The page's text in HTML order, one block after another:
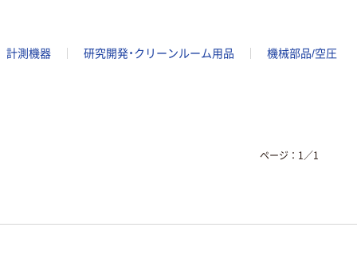
計測機器 研究開発・クリーンルーム用品
機械部品/空圧
ページ： 1 ／1